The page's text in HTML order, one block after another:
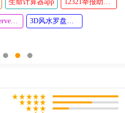
易次元编辑器手机版 闲侠拍立赚app
魔幻粒子浪漫表白 表情王国